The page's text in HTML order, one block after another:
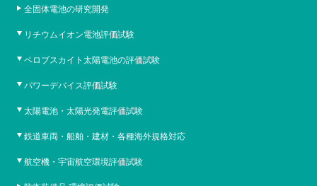
全固体電池の研究開発
リチウムイオン電池評価試験
ペロブスカイト太陽電池の評価試験
パワーデバイス評価試験
太陽電池・太陽光発電評価試験
鉄道車両・船舶・建材・各種海外規格対応
航空機・宇宙航空環境評価試験